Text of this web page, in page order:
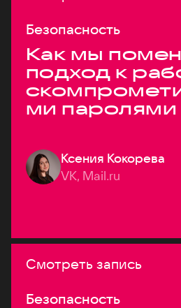
Безопасность
Как мы
подход к
ми паролями
Ксения Кокорева
VK, Mail.ru
Смотреть запись
Безопасность